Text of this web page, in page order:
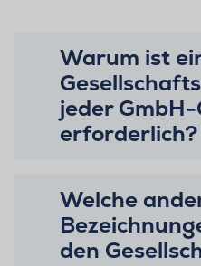
Warum ist
jeder
erforderlich?
Welche
den